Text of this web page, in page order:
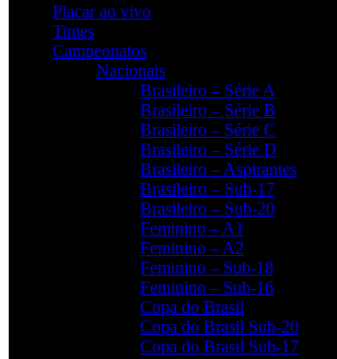
Placar ao vivo
Times
Campeonatos
Nacionais
Brasileiro – Série A
Brasileiro – Série B
Brasileiro – Série C
Brasileiro – Série D
Brasileiro – Aspirantes
Brasileiro – Sub-17
Brasileiro – Sub-20
Feminino – A1
Feminino – A2
Feminino – Sub-18
Feminino – Sub-16
Copa do Brasil
Copa do Brasil Sub-20
Copa do Brasil Sub-17